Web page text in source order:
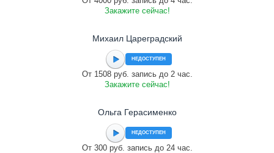
Закажите сейчас!
Михаил Цареградский
НЕДОСТУПЕН
От 1508 руб. запись до 2 час.
Закажите сейчас!
Ольга Герасименко
НЕДОСТУПЕН
От 300 руб. запись до 24 час.